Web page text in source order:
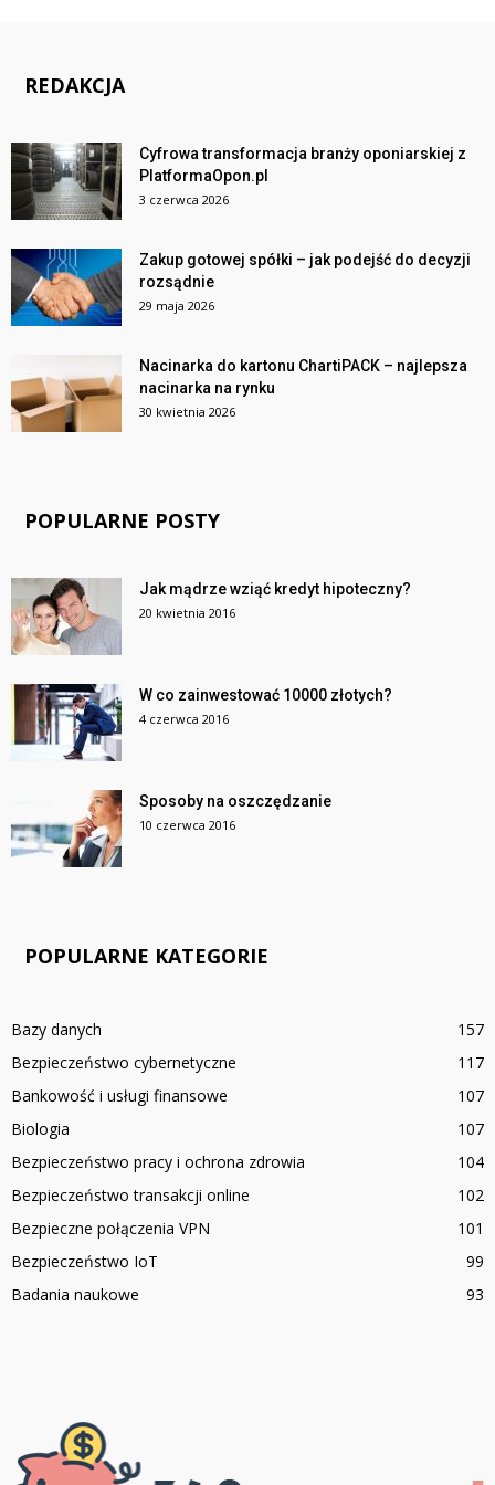
REDAKCJA
Cyfrowa transformacja branży oponiarskiej z
PlatformaOpon.pl
3 czerwca 2026
Zakup gotowej spółki – jak podejść do decyzji
rozsądnie
29 maja 2026
Nacinarka do kartonu ChartiPACK – najlepsza
nacinarka na rynku
30 kwietnia 2026
POPULARNE POSTY
Jak mądrze wziąć kredyt hipoteczny?
20 kwietnia 2016
W co zainwestować 10000 złotych?
4 czerwca 2016
Sposoby na oszczędzanie
10 czerwca 2016
POPULARNE KATEGORIE
Bazy danych
157
Bezpieczeństwo cybernetyczne
117
Bankowość i usługi finansowe
107
Biologia
107
Bezpieczeństwo pracy i ochrona zdrowia
104
Bezpieczeństwo transakcji online
102
Bezpieczne połączenia VPN
101
Bezpieczeństwo IoT
99
Badania naukowe
93